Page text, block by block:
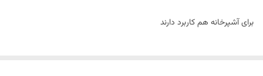
برای آشپرخانه هم کاربرد دارند